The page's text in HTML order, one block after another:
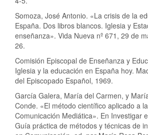
Somoza, José Antonio. «La crisis de la
España. Dos libros blancos. Iglesia y
enseñanza». Vida Nueva nº 671, 29 de
26.
Comisión Episcopal de Enseñanza y
Iglesia y la educación en España hoy.
del Episcopado Español, 1969.
García Galera, María del Carmen, y
Conde. «El método científico aplicado a
Comunicación Mediática». En Investigar
Guía práctica de métodos y técnicas de